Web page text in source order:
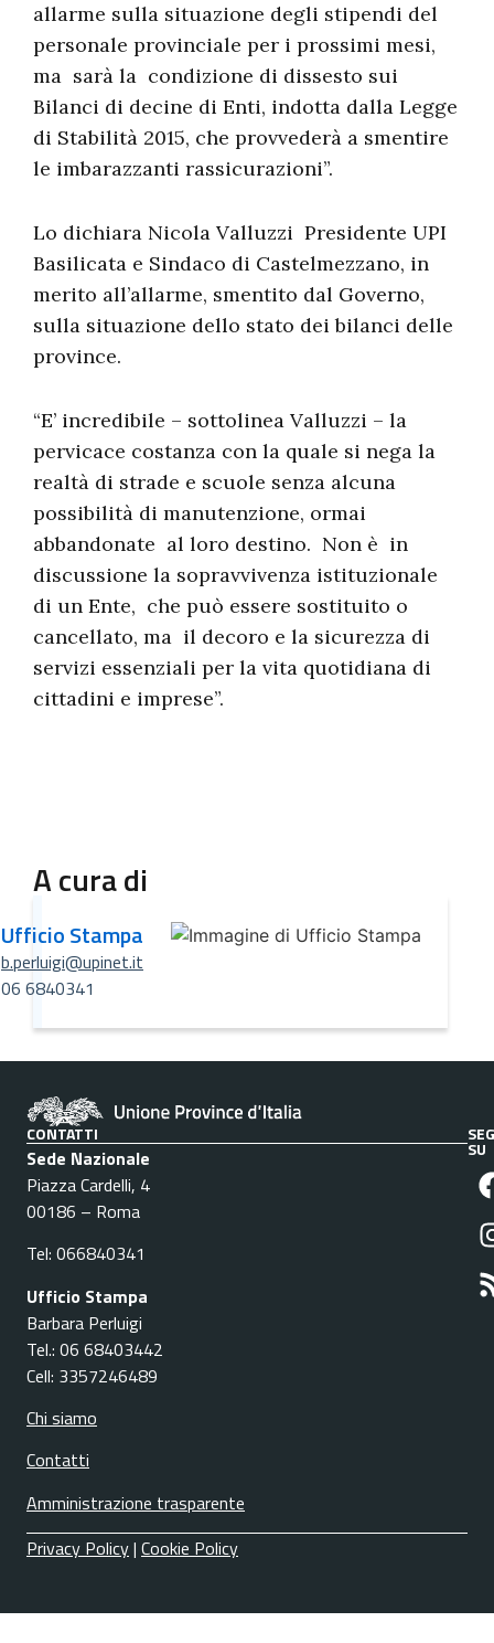
allarme sulla situazione degli stipendi del
personale provinciale per i prossimi mesi,
ma sarà la condizione di dissesto sui
Bilanci di decine di Enti, indotta dalla Legge
di Stabilità 2015, che provvederà a smentire
le imbarazzanti rassicurazioni”.
Lo dichiara Nicola Valluzzi Presidente UPI
Basilicata e Sindaco di Castelmezzano, in
merito all’allarme, smentito dal Governo,
sulla situazione dello stato dei bilanci delle
province.
“E’ incredibile – sottolinea Valluzzi – la
pervicace costanza con la quale si nega la
realtà di strade e scuole senza alcuna
possibilità di manutenzione, ormai
abbandonate al loro destino. Non è in
discussione la sopravvivenza istituzionale
di un Ente, che può essere sostituito o
cancellato, ma il decoro e la sicurezza di
servizi essenziali per la vita quotidiana di
cittadini e imprese”.
A cura di
Ufficio Stampa
b.perluigi@upinet.it
06 6840341
CONTATTI
Sede Nazionale
Piazza Cardelli, 4
00186 – Roma
Tel: 066840341
Ufficio Stampa
Barbara Perluigi
Tel.: 06 68403442
Cell: 3357246489
Chi siamo
Contatti
Amministrazione trasparente
SU
Privacy Policy| Cookie Policy